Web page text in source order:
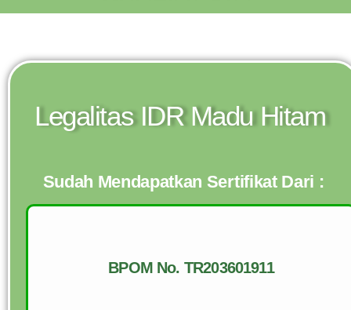
Legalitas IDR Madu Hitam
Sudah Mendapatkan Sertifikat Dari :
BPOM No. TR203601911